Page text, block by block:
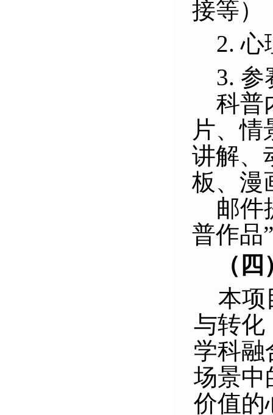
接等）
2. 心
3. 参
科普
片、情
讲解、
板、漫
邮件
普作品”
（
本项
与转化
学科融
场景中
价值的